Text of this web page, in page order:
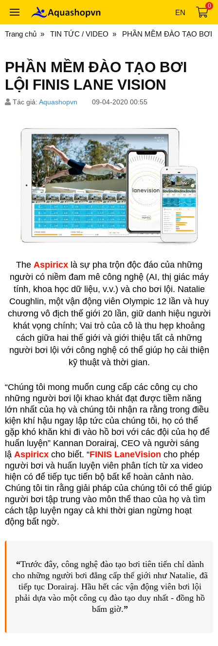
EN
0
Trang chủ TIN TỨC / VIDEO PHẦN MỀM ĐÀO TẠO BƠI
PHẦN MỀM ĐÀO TẠO BƠI
LỘI FINIS LANE VISION
Tác giả: Aquashopvn 09-04-2020 00:55
The Aspiricxlà sự pha trộn độc đáo của những
người có niềm đam mê công nghệ (AI, thị giác máy
tính, khoa học dữ liệu, v.v.) và cho bơi lội. Natalie
Coughlin, một vận động viên Olympic 12 lần và huy
chương vô địch thế giới 20 lần, giữ danh hiệu người
khát vọng chính; Vai trò của cô là thu hẹp khoảng
cách giữa hai thế giới và giới thiệu tất cả những
người bơi lội với công nghệ có thể giúp họ cải thiện
kỹ thuật và thời gian.
“Chúng tôi mong muốn cung cấp các công cụ cho
những người bơi lội khao khát đạt được tiềm năng
lớn nhất của họ và chúng tôi nhận ra rằng trong điều
kiện khí hậu ngay lập tức của chúng tôi, họ có thể
gặp khó khăn khi đi vào hồ bơi với các đội của họ để
huấn luyện” Kannan Dorairaj, CEO và người sáng
lậ Aspiricx cho biết. “FINIS LaneVision cho phép
người bơi và huấn luyện viên phân tích từ xa video
hiện có để tiếp tục tiến bộ bất kể hoàn cảnh nào.
Chúng tôi tin rằng giải pháp của chúng tôi có thể giúp
người bơi tập trung vào môn thể thao của họ và tìm
cách tập luyện ngay cả khi thời gian ngừng hoạt
động bất ngờ.
“Trước đây, công nghệ đào tạo bơi tiên tiến chỉ dành
cho những người bơi đẳng cấp thế giới như Natalie, đã
tiếp tục Dorairaj. Hầu hết các vận động viên bơi lội
phải dựa vào một công cụ đào tạo duy nhất - đồng hồ
bấm giờ.”